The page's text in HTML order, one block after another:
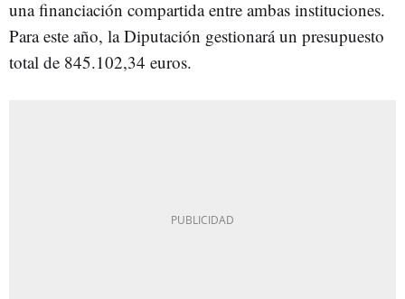
una financiación compartida entre ambas instituciones.
Para este año, la Diputación gestionará un presupuesto
total de 845.102,34 euros.